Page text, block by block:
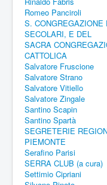
Romeo Panciroli
S.
SECOLARI, E DEL
SACRA
CATTOLICA
Salvatore Fruscione
Salvatore Strano
Salvatore Vitiello
Salvatore Zingale
Santino Scapin
Santino Spartà
SEGRETERIE
PIEMONTE
Serafino Parisi
SERRA CLUB (a cura)
Settimio Cipriani